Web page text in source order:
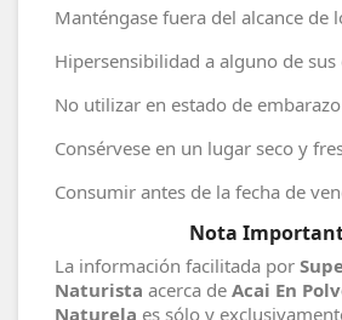
Manténgase fuera del alcance de
Hipersensibilidad a alguno de
No utilizar en estado de
Consérvese en un lugar seco y
Consumir antes de la fecha de
Nota
La información facilitada por
Naturista acerca de Acai En
Naturela es sólo y